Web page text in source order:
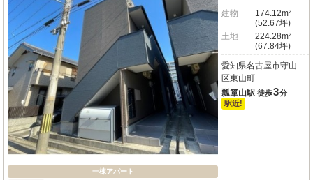
一棟アパート
建物
174.12m²
(52.67坪)
土地
224.28m²
(67.84坪)
愛知県名古屋市守山
区東山町
瓢箪山駅 徒歩3分
駅近!